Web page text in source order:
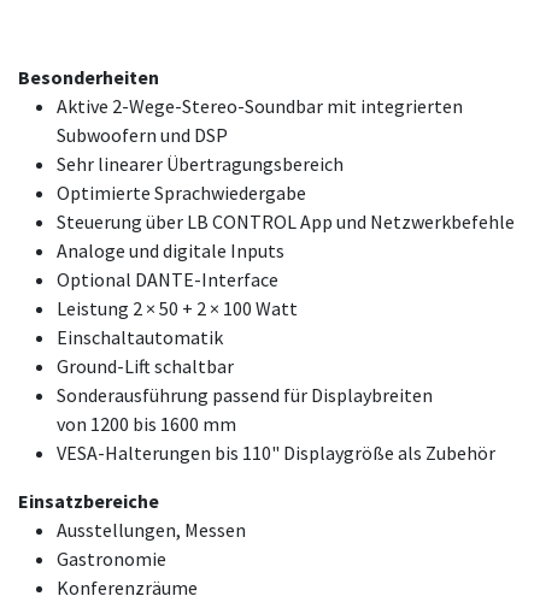
Besonderheiten
Aktive 2-Wege-Stereo-Soundbar mit integrierten
Subwoofern und DSP
Sehr linearer Übertragungsbereich
Optimierte Sprachwiedergabe
Steuerung über LB CONTROL App und Netzwerkbefehle
Analoge und digitale Inputs
Optional DANTE-Interface
Leistung 2 × 50 + 2 × 100 Watt
Einschaltautomatik
Ground-Lift schaltbar
Sonderausführung passend für Displaybreiten
von 1200 bis 1600 mm
VESA-Halterungen bis 110" Displaygröße als Zubehör
Einsatzbereiche
Ausstellungen, Messen
Gastronomie
Konferenzräume